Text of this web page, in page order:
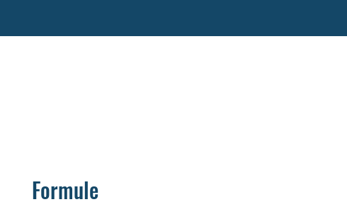
Formule